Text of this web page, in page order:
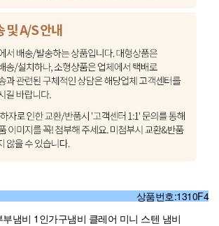
상품번호:1310F4
냄비 1인가구냄비 클레어 미니 스텐 냄비